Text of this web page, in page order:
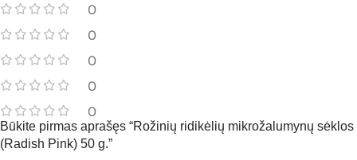
0
0
0
0
0
Būkite pirmas aprašęs “Rožinių ridikėlių mikrožalumynų sėklos
(Radish Pink) 50 g.”